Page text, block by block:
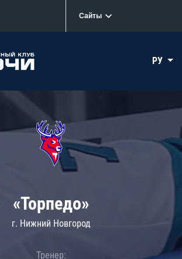
Сайты
РУ
«Торпедо»
г. Нижний Новгород
Тренер: